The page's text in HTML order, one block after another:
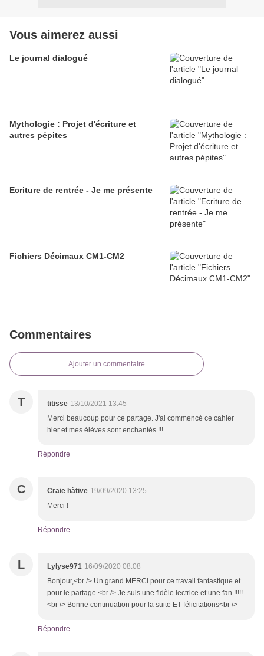
Vous aimerez aussi
Le journal dialogué
Mythologie : Projet d'écriture et
autres pépites
Ecriture de rentrée - Je me présente
Fichiers Décimaux CM1-CM2
Commentaires
Ajouter un commentaire
T titisse 13/10/2021 13:45
Merci beaucoup pour ce partage. J'ai commencé ce cahier
hier et mes élèves sont enchantés !!!
Répondre
C Craie hâtive 19/09/2020 13:25
Merci !
Répondre
L Lylyse971 16/09/2020 08:08
Bonjour,<br /> Un grand MERCI pour ce travail fantastique et
pour le partage.<br /> Je suis une fidèle lectrice et une fan !!!!!
<br /> Bonne continuation pour la suite ET félicitations<br />
Répondre